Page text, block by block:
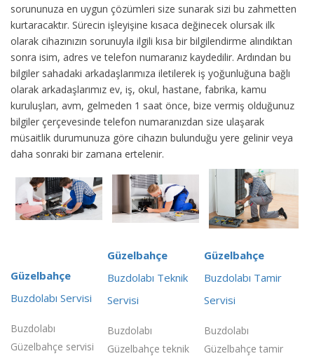
sorununuza en uygun çözümleri size sunarak sizi bu zahmetten
kurtaracaktır. Sürecin işleyişine kısaca değinecek olursak ilk
olarak cihazınızın sorunuyla ilgili kısa bir bilgilendirme alındıktan
sonra isim, adres ve telefon numaranız kaydedilir. Ardından bu
bilgiler sahadaki arkadaşlarımıza iletilerek iş yoğunluğuna bağlı
olarak arkadaşlarımız ev, iş, okul, hastane, fabrika, kamu
kuruluşları, avm, gelmeden 1 saat önce, bize vermiş olduğunuz
bilgiler çerçevesinde telefon numaranızdan size ulaşarak
müsaitlik durumunuza göre cihazın bulunduğu yere gelinir veya
daha sonraki bir zamana ertelenir.
Güzelbahçe
Buzdolabı Servisi
Buzdolabı
Güzelbahçe servisi
Güzelbahçe
Buzdolabı Teknik
Servisi
Buzdolabı
Güzelbahçe teknik
Güzelbahçe
Buzdolabı Tamir
Servisi
Buzdolabı
Güzelbahçe tamir